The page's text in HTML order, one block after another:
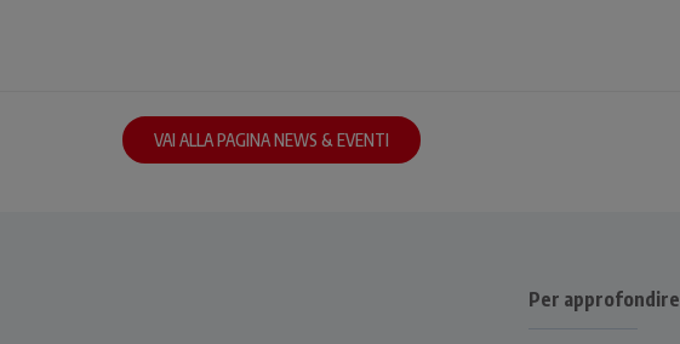
VAI ALLA PAGINA NEWS & EVENTI
Per approfondire